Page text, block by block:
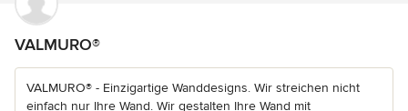
VALMURO®
VALMURO® - Einzigartige Wanddesigns. Wir streichen nicht
einfach nur Ihre Wand. Wir gestalten Ihre Wand mit